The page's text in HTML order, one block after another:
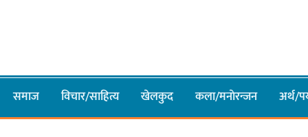
समाज विचार/साहित्य खेलकुद कला/मनाेरन्जन अर्थ/